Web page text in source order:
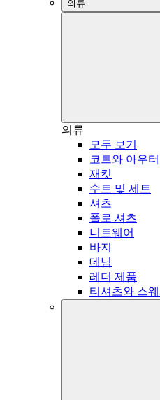
의류
의류
모두 보기
코트와 아우
재킷
수트 및 세트
셔츠
폴로 셔츠
니트웨어
바지
데님
레더 제품
티셔츠와 스